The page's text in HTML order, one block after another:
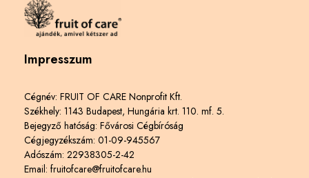
Impresszum
Cégnév: FRUIT OF CARE Nonprofit Kft.
Székhely: 1143 Budapest, Hungária krt. 110. mf. 5.
Bejegyző hatóság: Fővárosi Cégbíróság
Cégjegyzékszám: 01-09-945567
Adószám: 22938305-2-42
Email: fruitofcare@fruitofcare.hu